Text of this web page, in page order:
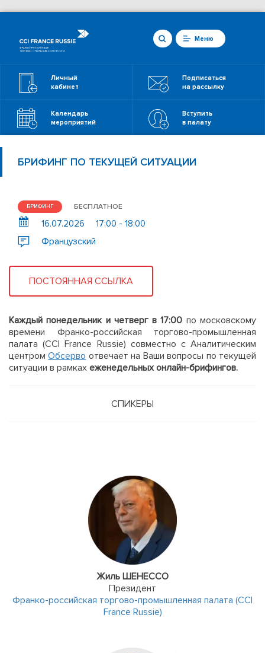
Меню
Личный
кабинет
Подписаться
на рассылку
Календарь
мероприятий
Вступить
в палату
БРИФИНГ ПО ТЕКУЩЕЙ СИТУАЦИИ
БРИФИНГ БЕСПЛАТНОЕ
16.07.2026
17:00 - 18:00
Французский
ПОСТОЯННАЯ ССЫЛКА
Каждый понедельник и четверг в 17:00 по московскому
времени Франко-российская торгово-промышленная
палата (CCI France Russie) совместно с Аналитическим
центромОбсерво отвечает на Ваши вопросы по текущей
ситуации в рамках еженедельных онлайн-брифингов.
СПИКЕРЫ
Жиль ШЕНЕССО
Президент
Франко-российская торгово-промышленная палата (CCI
France Russie)